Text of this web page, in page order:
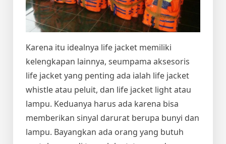
Karena itu idealnya life jacket memiliki
kelengkapan lainnya, seumpama aksesoris
life jacket yang penting ada ialah life jacket
whistle atau peluit, dan life jacket light atau
lampu. Keduanya harus ada karena bisa
memberikan sinyal darurat berupa bunyi dan
lampu. Bayangkan ada orang yang butuh